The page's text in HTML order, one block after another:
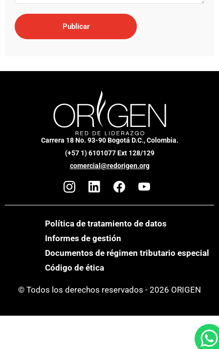
Carrera 18 No. 93-90 Bogotá D.C., Colombia.
(+57 1) 6101077 Ext 128/129
comercial@redorigen.org
Política de tratamiento de datos
Informes de gestión
Documentos de régimen tributario especial
Código de ética
© Todos los derechos reservados - 2026 ORIGEN